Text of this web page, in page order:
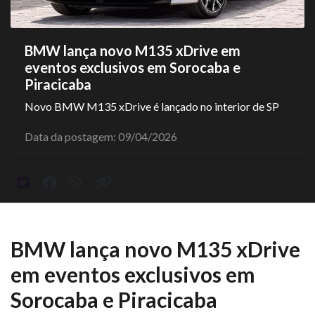
BMW lança novo M135 xDrive em
eventos exclusivos em Sorocaba e
Piracicaba
Novo BMW M135 xDrive é lançado no interior de SP
Data da postagem: 09/04/2026
BMW lança novo M135 xDrive
em eventos exclusivos em
Sorocaba e Piracicaba